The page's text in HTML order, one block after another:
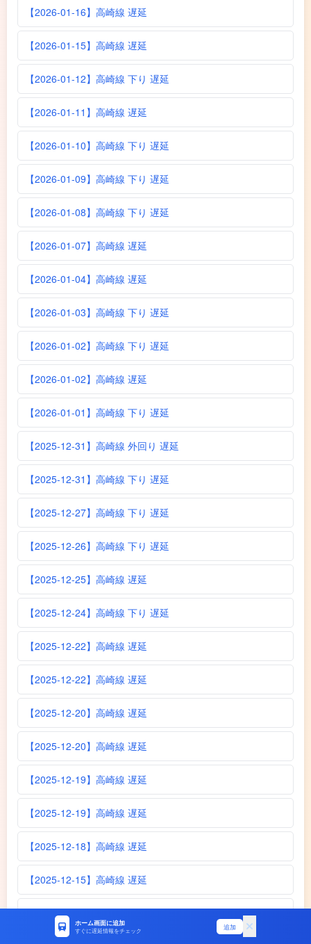
【2026-01-16】高崎線 遅延
【2026-01-15】高崎線 遅延
【2026-01-12】高崎線 下り 遅延
【2026-01-11】高崎線 遅延
【2026-01-10】高崎線 下り 遅延
【2026-01-09】高崎線 下り 遅延
【2026-01-08】高崎線 下り 遅延
【2026-01-07】高崎線 遅延
【2026-01-04】高崎線 遅延
【2026-01-03】高崎線 下り 遅延
【2026-01-02】高崎線 下り 遅延
【2026-01-02】高崎線 遅延
【2026-01-01】高崎線 下り 遅延
【2025-12-31】高崎線 外回り 遅延
【2025-12-31】高崎線 下り 遅延
【2025-12-27】高崎線 下り 遅延
【2025-12-26】高崎線 下り 遅延
【2025-12-25】高崎線 遅延
【2025-12-24】高崎線 下り 遅延
【2025-12-22】高崎線 遅延
【2025-12-22】高崎線 遅延
【2025-12-20】高崎線 遅延
【2025-12-20】高崎線 遅延
【2025-12-19】高崎線 遅延
【2025-12-19】高崎線 遅延
【2025-12-18】高崎線 遅延
【2025-12-15】高崎線 遅延
【2025-12-14】高崎線 遅延
ホーム画面に追加
すぐに遅延情報をチェック 追加